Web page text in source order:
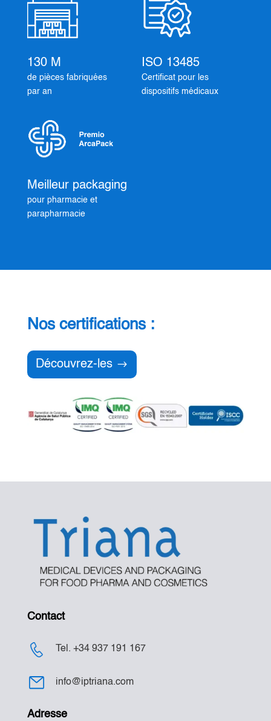
130 M
de pièces fabriquées
par an
ISO 13485
Certificat pour les
dispositifs médicaux
Meilleur packaging
pour pharmacie et
parapharmacie
Nos certifications :
Découvrez-les
Contact
Tel. +34 937 191 167
info@iptriana.com
Adresse